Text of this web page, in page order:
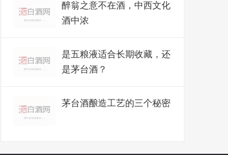
醉翁之意不在酒，中西文化
酒中浓
是五粮液适合长期收藏，还
是茅台酒？
茅台酒酿造工艺的三个秘密